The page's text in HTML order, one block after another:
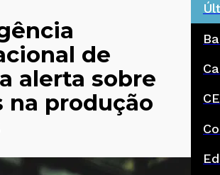
de
alerta sobre
na produção